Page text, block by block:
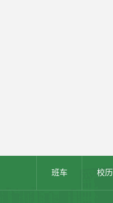
班车 校历